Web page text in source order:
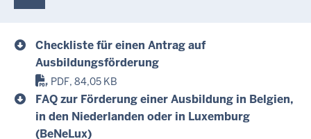
Checkliste für einen Antrag auf
Ausbildungsförderung
PDF, 84,05 KB
FAQ zur Förderung einer Ausbildung in Belgien,
in den Niederlanden oder in Luxemburg
(BeNeLux)